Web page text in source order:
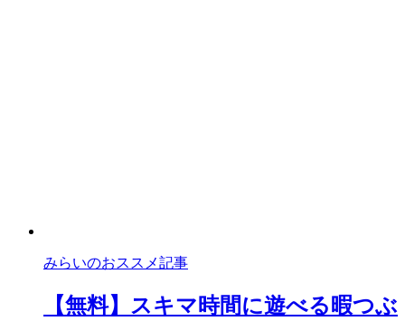
みらいのおススメ記事
【無料】スキマ時間に遊べる暇つぶ